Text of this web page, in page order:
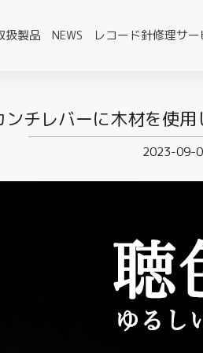
扱製品 NEWS レコード針修理サー
ンチレバーに木材を使
2023-09-